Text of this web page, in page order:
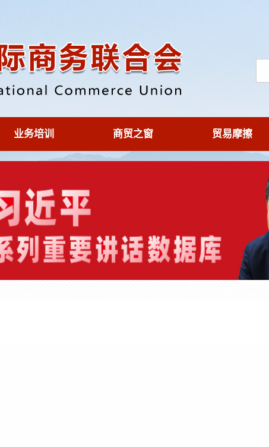
业务培训 商贸之窗 贸易摩擦